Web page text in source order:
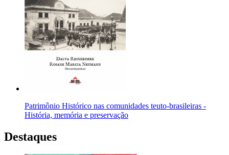
Patrimônio Histórico nas comunidades teuto-brasileiras -
História, memória e preservação
Destaques